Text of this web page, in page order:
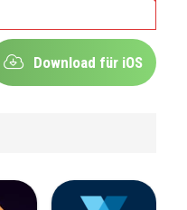
Download für iOS